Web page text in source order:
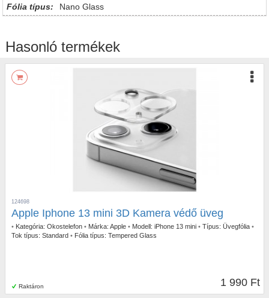
Fólia típus: Nano Glass
Hasonló termékek
Raktáron
124698
Apple Iphone 13 mini 3D Kamera védő üveg
• Kategória: Okostelefon • Márka: Apple • Modell: iPhone 13 mini • Típus: Üvegfólia •
Tok típus: Standard • Fólia típus: Tempered Glass
1 990 Ft